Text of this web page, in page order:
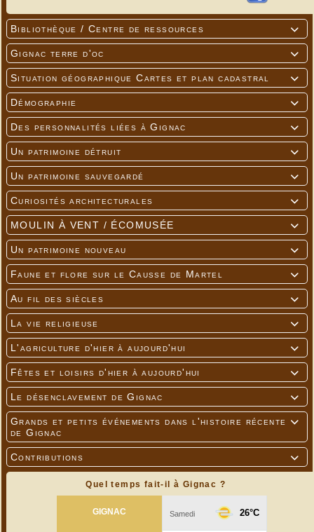

Bibliothèque / Centre de ressources

Gignac terre d'oc

Situation géographique Cartes et plan cadastral

Démographie

Des personnalités liées à Gignac

Un patrimoine détruit

Un patrimoine sauvegardé

Curiosités architecturales

MOULIN À VENT / ÉCOMUSÉE

Un patrimoine nouveau

Faune et flore sur le Causse de Martel

Au fil des siècles

La vie religieuse

L'agriculture d'hier à aujourd'hui

Fêtes et loisirs d'hier à aujourd'hui

Le désenclavement de Gignac

Grands et petits événements dans l'histoire récente
de Gignac

Contributions
Quel temps fait-il à Gignac ?